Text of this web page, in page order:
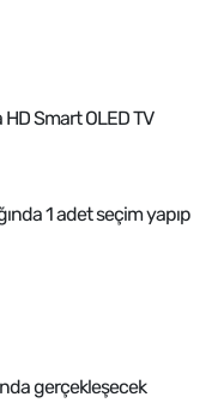
Smart OLED TV
1 adet seçim yapıp
gerçekleşecek